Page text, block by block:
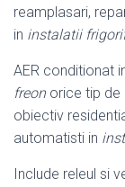
reamplasari,
in instalatii
AER conditionat
freonorice tip de
obiectiv
automatisti in
Include releul si